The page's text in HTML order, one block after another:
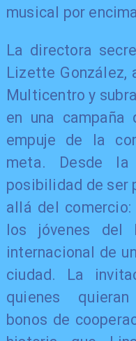
musical por
La directora
Lizette González,
Multicentro y
en una campaña
empuje de la
meta. Desde la
posibilidad de ser
allá del
los jóvenes del
internacional de
ciudad. La
quienes
bonos de